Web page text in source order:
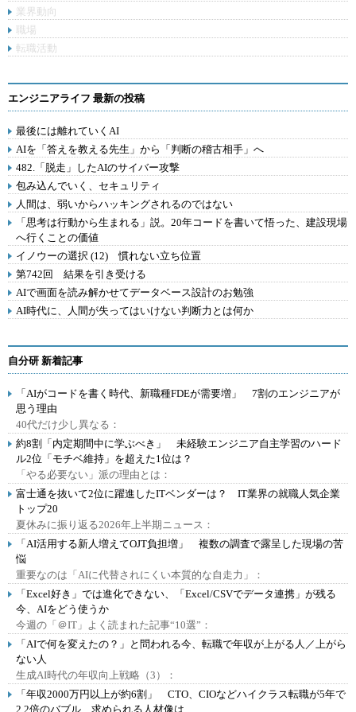
業界動向
職場
転職活動
エンジニアライフ 最新の投稿
最後には離れていくAI
AIを「答えを教える先生」から「判断の稽古相手」へ
482.「脱走」したAIのサイバー攻撃
包み込んでいく、セキュリティ
人間は、弱いからハッキングされるのではない
「思考は行動から生まれる」説。20年コードを書いて悟った、建設現場
へ行くことの価値
イノウーの選択 (12) 慣れない立ち位置
第742回 結果を引き受ける
AIで画面を読み解かせてデータベース設計のお勉強
AI時代に、人間が失ってはいけない判断力とは何か
自分研 新着記事
「AIがコードを書く時代、新職種FDEが需要増」 7割のエンジニアが
思う理由
40代だけ少し異なる：
約8割「内定期間中に学ぶべき」 未経験エンジニア自主学習のハード
ル2位「モチベ維持」を超えた1位は？
「やる必要ない」派の理由とは：
富士通を抜いて2位に躍進したITベンダーは？ IT業界の就職人気企業
トップ20
夏休みに振り返る2026年上半期ニュース：
「AI活用する新人増えてOJT負担増」 複数の調査で露呈した現場の苦
悩
重要なのは「AIに代替されにくい本質的な自走力」：
「Excel好き」では進化できない、「Excel/CSVでデータ連携」が残る
今、AIをどう使うか
今週の「＠IT」よく読まれた記事“10選”：
「AIで何を変えたの？」と問われる今、転職で年収が上がる人／上がら
ない人
生成AI時代の年収向上戦略（3）：
「年収2000万円以上が約6割」 CTO、CIOなどハイクラス転職が5年で
2.2倍のバブル、求められる人材像は